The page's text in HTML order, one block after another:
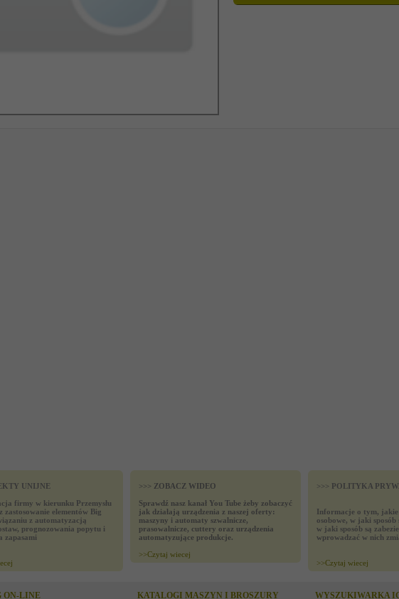
UNIJNE
firmy w kierunku Przemysłu
zastosowanie elementów Big
z automatyzacją
prognozowania popytu i
zapasami
>>> ZOBACZ WIDEO
Sprawdź nasz kanał You Tube żeby zobaczyć
jak działają urządzenia z naszej oferty:
maszyny i automaty szwalnicze,
prasowalnicze, cuttery oraz urządzenia
automatyzujące produkcje.
>>Czytaj wiecej
>>> POLITYKA
Informacje o tym, jakie
osobowe, w jaki
w jaki sposób są
wprowadzać w nich
>>Czytaj wiecej
ON-LINE KATALOGI MASZYN I BROSZURY WYSZUKIWARKA